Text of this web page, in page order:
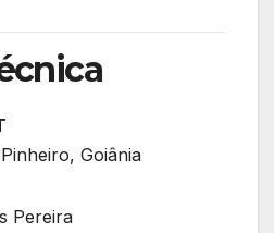
Goiânia
Pereira